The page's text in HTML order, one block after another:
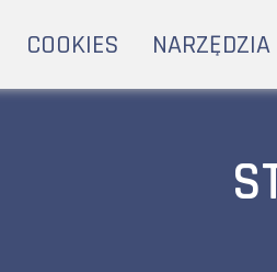
COOKIES NARZĘDZIA